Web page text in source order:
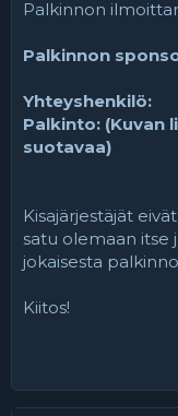
Palkinnon
Palkinnon
Yhteyshenkilö:
Palkinto: (Kuvan
suotavaa)
Kisajärjestäjät
satu olemaan itse
jokaisesta
Kiitos!